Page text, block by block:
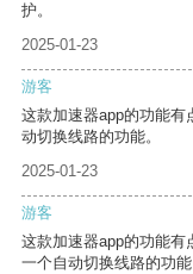
护。
2025-01-23
游客
这款加速器app的功能有
动切换线路的功能。
2025-01-23
游客
这款加速器app的功能有
一个自动切换线路的功